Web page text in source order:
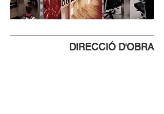
DIRECCIÓ D'OBRA